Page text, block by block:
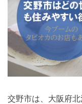
交野市は、大阪府